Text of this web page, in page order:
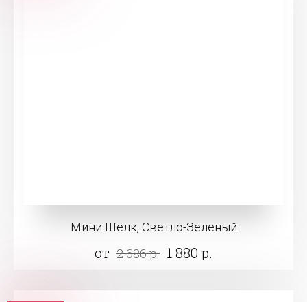
Мини Шёлк, Светло-Зеленый
от 2 686 р. 1 880 р.